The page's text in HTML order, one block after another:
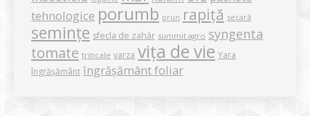
tehnologice porumb prun rapiță secară
semințe sfecla de zahăr summit agro syngenta
tomate triticale varza vița de vie Yara
îngrășământ îngrășământ foliar